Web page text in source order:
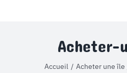
Acheter-
Accueil Acheter une île